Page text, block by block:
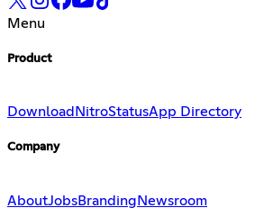
Menu
Product
Download NitroStatusApp Directory
Company
AboutJobsBranding Newsroom